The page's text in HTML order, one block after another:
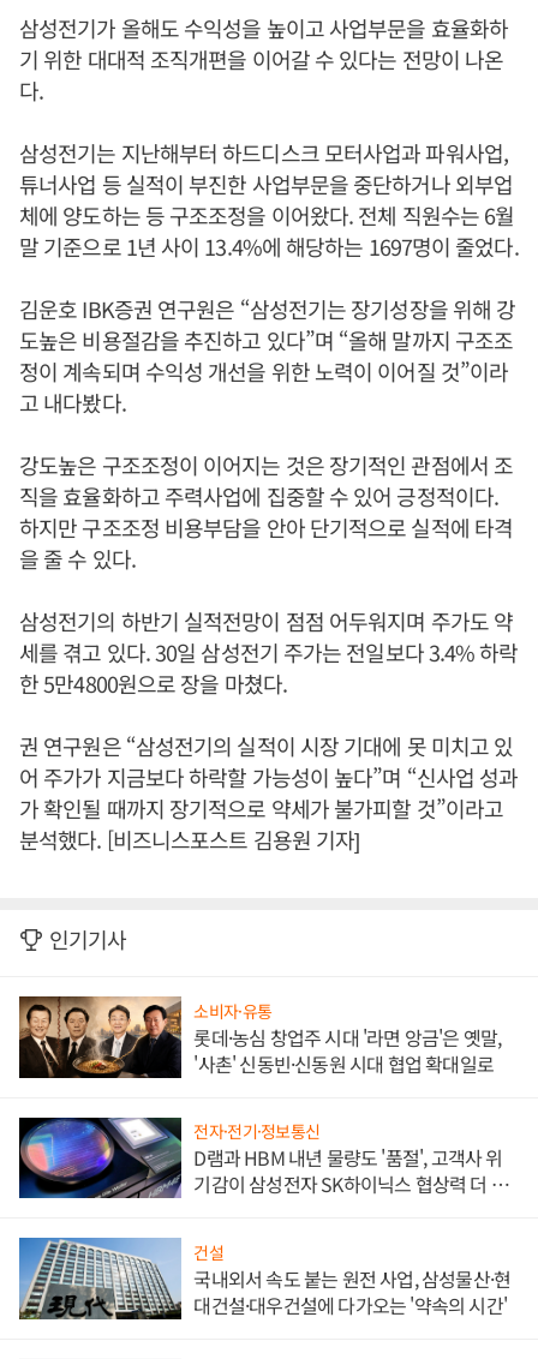
삼성전기가 올해도 수익성을 높이고 사업부문을 효율화하
기 위한 대대적 조직개편을 이어갈 수 있다는 전망이 나온
다.
삼성전기는 지난해부터 하드디스크 모터사업과 파워사업,
튜너사업 등 실적이 부진한 사업부문을 중단하거나 외부업
체에 양도하는 등 구조조정을 이어왔다. 전체 직원수는 6월
말 기준으로 1년 사이 13.4%에 해당하는 1697명이 줄었다.
김운호 IBK증권 연구원은 “삼성전기는 장기성장을 위해 강
도높은 비용절감을 추진하고 있다”며 “올해 말까지 구조조
정이 계속되며 수익성 개선을 위한 노력이 이어질 것”이라
고 내다봤다.
강도높은 구조조정이 이어지는 것은 장기적인 관점에서 조
직을 효율화하고 주력사업에 집중할 수 있어 긍정적이다.
하지만 구조조정 비용부담을 안아 단기적으로 실적에 타격
을 줄 수 있다.
삼성전기의 하반기 실적전망이 점점 어두워지며 주가도 약
세를 겪고 있다. 30일 삼성전기 주가는 전일보다 3.4% 하락
한 5만4800원으로 장을 마쳤다.
권 연구원은 “삼성전기의 실적이 시장 기대에 못 미치고 있
어 주가가 지금보다 하락할 가능성이 높다”며 “신사업 성과
가 확인될 때까지 장기적으로 약세가 불가피할 것”이라고
분석했다. [비즈니스포스트 김용원 기자]
인기기사
소비자·유통
롯데·농심 창업주 시대 '라면 앙금'은 옛말,
'사촌' 신동빈·신동원 시대 협업 확대일로
전자·전기·정보통신
D램과 HBM 내년 물량도 '품절', 고객사 위
기감이 삼성전자 SK하이닉스 협상력 더 키
건설
국내외서 속도 붙는 원전 사업, 삼성물산·현
대건설·대우건설에 다가오는 '약속의 시간'